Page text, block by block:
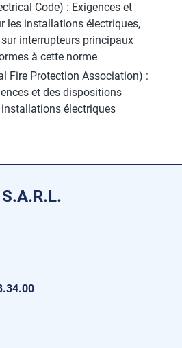
Code) : Exigences et
les installations électriques,
interrupteurs principaux
à cette norme
Fire Protection Association) :
et des dispositions
électriques